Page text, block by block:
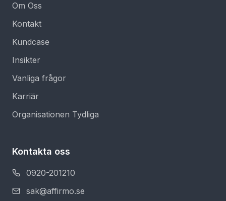
Om Oss
Kontakt
Kundcase
Insikter
Vanliga frågor
Karriär
Organisationen Tydliga
Kontakta oss
0920-201210
sak@affirmo.se